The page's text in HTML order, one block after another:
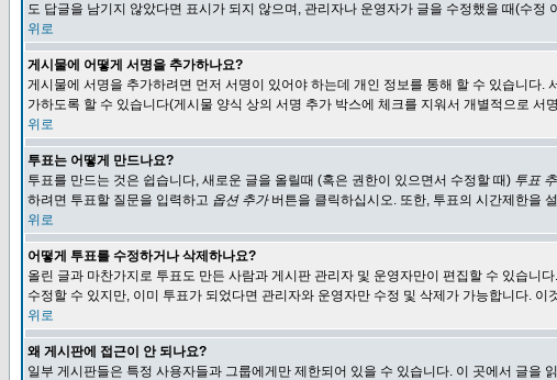
도 답글을 남기지 않았다면 표시가 되지 않으며, 관리자나 운영자가 글을 수정했을 때(수
위로
게시물에 어떻게 서명을 추가하나요?
게시물에 서명을 추가하려면 먼저 서명이 있어야 하는데 개인 정보를 통해 할 수 있습니다.
가하도록 할 수 있습니다(게시물 양식 상의 서명 추가 박스에 체크를 지워서 개별적으로 서
위로
투표는 어떻게 만드나요?
투표를 만드는 것은 쉽습니다, 새로운 글을 올릴때 (혹은 권한이 있으면서 수정할 때) 투표
하려면 투표할 질문을 입력하고 옵션 추가버튼을 클릭하십시오. 또한, 투표의 시간제한을
위로
어떻게 투표를 수정하거나 삭제하나요?
올린 글과 마찬가지로 투표도 만든 사람과 게시판 관리자 및 운영자만이 편집할 수 있습니
수정할 수 있지만, 이미 투표가 되었다면 관리자와 운영자만 수정 및 삭제가 가능합니다.
위로
왜 게시판에 접근이 안 되나요?
일부 게시판들은 특정 사용자들과 그룹에게만 제한되어 있을 수 있습니다. 이 곳에서 글을